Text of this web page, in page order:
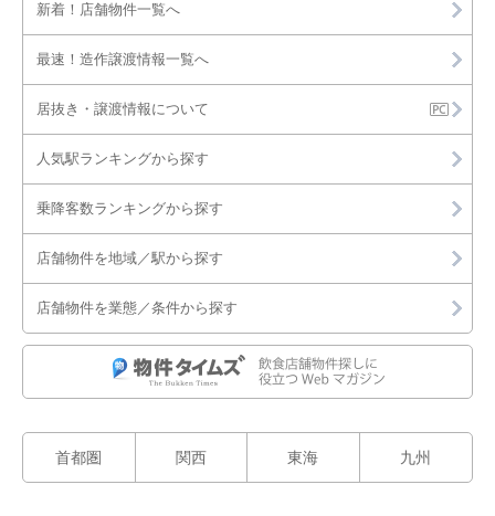
新着！店舗物件一覧へ
最速！造作譲渡情報一覧へ
居抜き・譲渡情報について
人気駅ランキングから探す
乗降客数ランキングから探す
店舗物件を地域／駅から探す
店舗物件を業態／条件から探す
首都圏 関西 東海 九州